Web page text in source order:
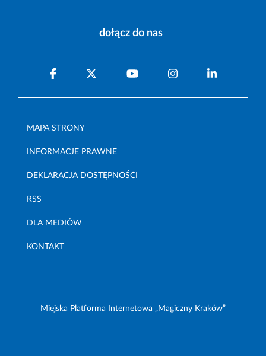
dołącz do nas
MAPA STRONY
INFORMACJE PRAWNE
DEKLARACJA DOSTĘPNOŚCI
RSS
DLA MEDIÓW
KONTAKT
Miejska Platforma Internetowa „Magiczny Kraków”